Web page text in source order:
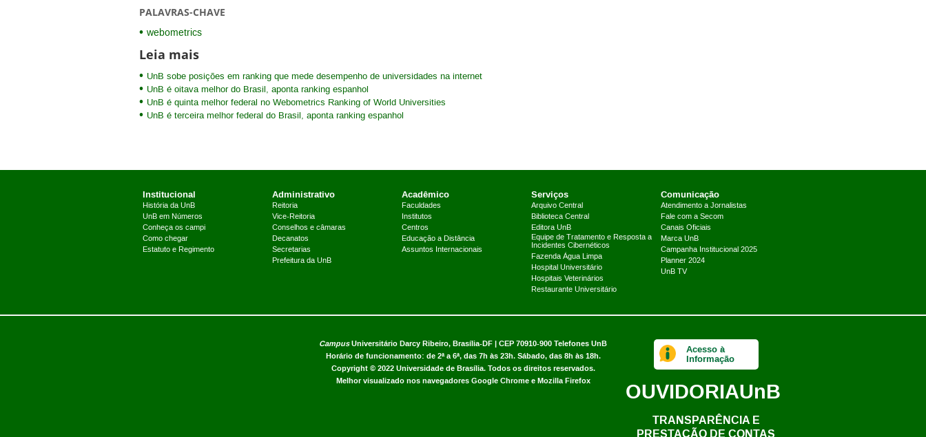
PALAVRAS-CHAVE
webometrics
Leia mais
UnB sobe posições em ranking que mede desempenho de universidades na internet
UnB é oitava melhor do Brasil, aponta ranking espanhol
UnB é quinta melhor federal no Webometrics Ranking of World Universities
UnB é terceira melhor federal do Brasil, aponta ranking espanhol
Institucional
História da UnB
UnB em Números
Conheça os campi
Como chegar
Estatuto e Regimento
Administrativo
Reitoria
Vice-Reitoria
Conselhos e câmaras
Decanatos
Secretarias
Prefeitura da UnB
Acadêmico
Faculdades
Institutos
Centros
Educação a Distância
Assuntos Internacionais
Serviços
Arquivo Central
Biblioteca Central
Editora UnB
Equipe de Tratamento e Resposta a
Incidentes Cibernéticos
Fazenda Água Limpa
Hospital Universitário
Hospitais Veterinários
Restaurante Universitário
Comunicação
Atendimento a Jornalistas
Fale com a Secom
Canais Oficiais
Marca UnB
Campanha Institucional 2025
Planner 2024
UnB TV
CampusUniversitário Darcy Ribeiro, Brasília-DF | CEP 70910-900 Telefones UnB
Horário de funcionamento: de 2ª a 6ª, das 7h às 23h. Sábado, das 8h às 18h.
Copyright © 2022 Universidade de Brasília. Todos os direitos reservados.
Melhor visualizado nos navegadores Google Chrome e Mozilla Firefox
Acesso à
Informação
OUVIDORIAUnB
TRANSPARÊNCIA E
PRESTAÇÃO DE CONTAS